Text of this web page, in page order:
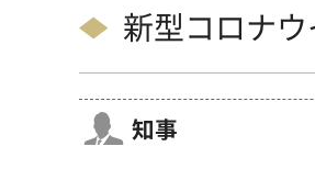
新型コロナ
知事